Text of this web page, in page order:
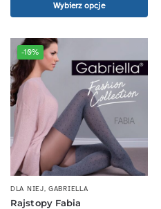
Wybierz opcje
-10%
DLA NIEJ,GABRIELLA
Rajstopy Fabia